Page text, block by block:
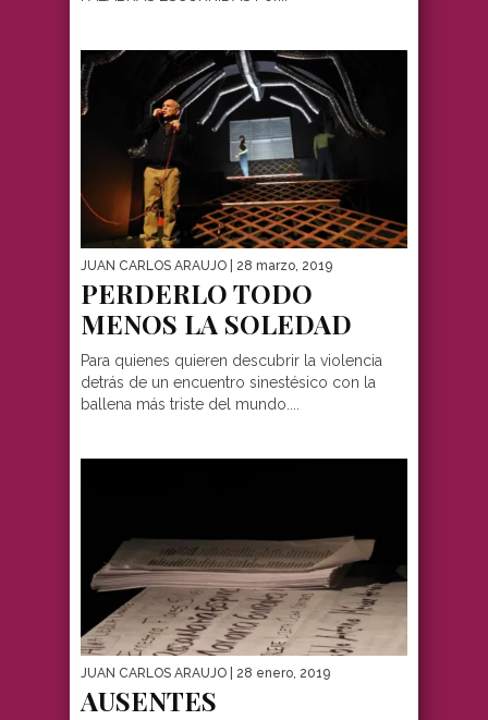
JUAN CARLOS ARAUJO | 28 marzo, 2019
PERDERLO TODO
MENOS LA SOLEDAD
Para quienes quieren descubrir la violencia
detrás de un encuentro sinestésico con la
ballena más triste del mundo....
JUAN CARLOS ARAUJO | 28 enero, 2019
AUSENTES